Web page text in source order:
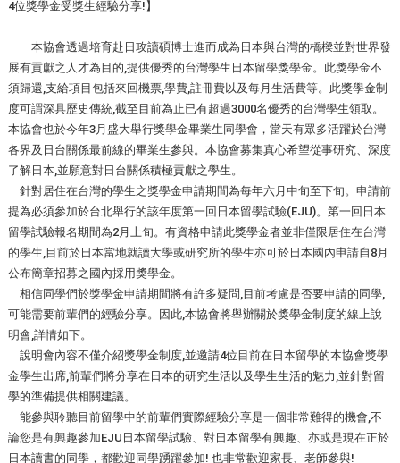
4位獎學金受獎生經驗分享!】
本協會透過培育赴日攻讀碩博士進而成為日本與台灣的橋樑並對世界發
展有貢獻之人才為目的,提供優秀的台灣學生日本留學獎學金。此獎學金不
須歸還,支給項目包括來回機票,學費,註冊費以及每月生活費等。此獎學金制
度可謂深具歷史傳統,截至目前為止已有超過3000名優秀的台灣學生領取。
本協會也於今年3月盛大舉行獎學金畢業生同學會，當天有眾多活躍於台灣
各界及日台關係最前線的畢業生參與。本協會募集真心希望從事研究、深度
了解日本,並願意對日台關係積極貢獻之學生。
針對居住在台灣的學生之獎學金申請期間為每年六月中旬至下旬。申請前
提為必須參加於台北舉行的該年度第一回日本留學試驗(EJU)。第一回日本
留學試驗報名期間為2月上旬。有資格申請此獎學金者並非僅限居住在台灣
的學生,目前於日本當地就讀大學或研究所的學生亦可於日本國內申請自8月
公布簡章招募之國內採用獎學金。
相信同學們於獎學金申請期間將有許多疑問,目前考慮是否要申請的同學,
可能需要前輩們的經驗分享。因此,本協會將舉辦關於獎學金制度的線上說
明會,詳情如下。
說明會內容不僅介紹獎學金制度,並邀請4位目前在日本留學的本協會獎學
金學生出席,前輩們將分享在日本的研究生活以及學生生活的魅力,並針對留
學的準備提供相關建議。
能參與聆聽目前留學中的前輩們實際經驗分享是一個非常難得的機會,不
論您是有興趣參加EJU日本留學試驗、對日本留學有興趣、亦或是現在正於
日本讀書的同學，都歡迎同學踴躍參加! 也非常歡迎家長、老師參與!